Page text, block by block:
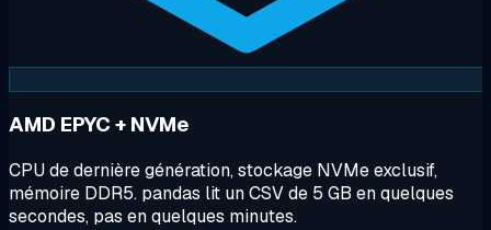
AMD EPYC + NVMe
CPU de dernière génération, stockage NVMe exclusif,
mémoire DDR5. pandas lit un CSV de 5 GB en quelques
secondes, pas en quelques minutes.